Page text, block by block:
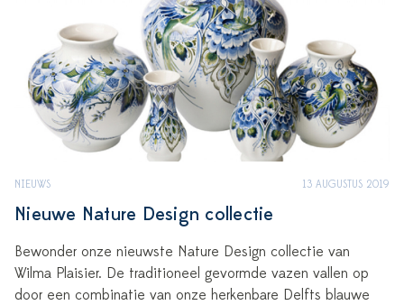
NIEUWS 13 AUGUSTUS 2019
Nieuwe Nature Design collectie
Bewonder onze nieuwste Nature Design collectie van
Wilma Plaisier. De traditioneel gevormde vazen vallen op
door een combinatie van onze herkenbare Delfts blauwe